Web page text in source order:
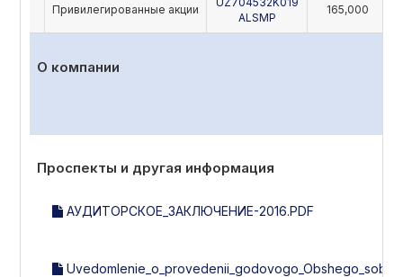
Привилегированные акции
ALSMP
165,000
О компании
Проспекты и другая информация
АУДИТОРСКОЕ_ЗАКЛЮЧЕНИЕ-2016.PDF